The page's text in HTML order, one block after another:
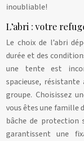
inoubliable!
L’abri : votre
Le choix de l’abri
durée et des
une tente est
spacieuse,
groupe. Choisissez
vous êtes une famille
bâche de protection
garantissent une